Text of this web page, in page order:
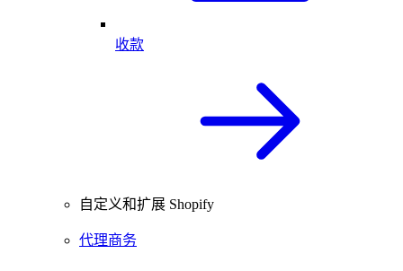
收款
自定义和扩展 Shopify
代理商务